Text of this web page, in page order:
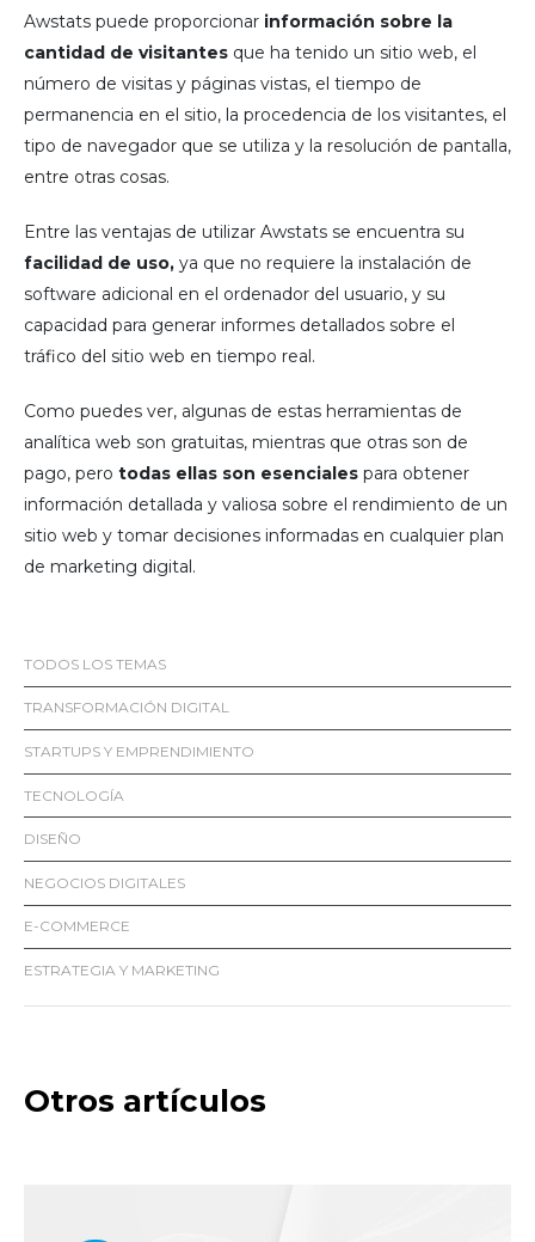
Awstats puede proporcionar información sobre la
cantidad de visitantes que ha tenido un sitio web, el
número de visitas y páginas vistas, el tiempo de
permanencia en el sitio, la procedencia de los visitantes, el
tipo de navegador que se utiliza y la resolución de pantalla,
entre otras cosas.
Entre las ventajas de utilizar Awstats se encuentra su
facilidad de uso, ya que no requiere la instalación de
software adicional en el ordenador del usuario, y su
capacidad para generar informes detallados sobre el
tráfico del sitio web en tiempo real.
Como puedes ver, algunas de estas herramientas de
analítica web son gratuitas, mientras que otras son de
pago, pero todas ellas son esenciales para obtener
información detallada y valiosa sobre el rendimiento de un
sitio web y tomar decisiones informadas en cualquier plan
de marketing digital.
TODOS LOS TEMAS
TRANSFORMACIÓN DIGITAL
STARTUPS Y EMPRENDIMIENTO
TECNOLOGÍA
DISEÑO
NEGOCIOS DIGITALES
E-COMMERCE
ESTRATEGIA Y MARKETING
Otros artículos